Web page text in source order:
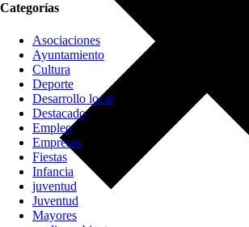
Categorías
Asociaciones
Ayuntamiento
Cultura
Deporte
Desarrollo local
Destacado
Empleo
Empresas
Fiestas
Infancia
juventud
Juventud
Mayores